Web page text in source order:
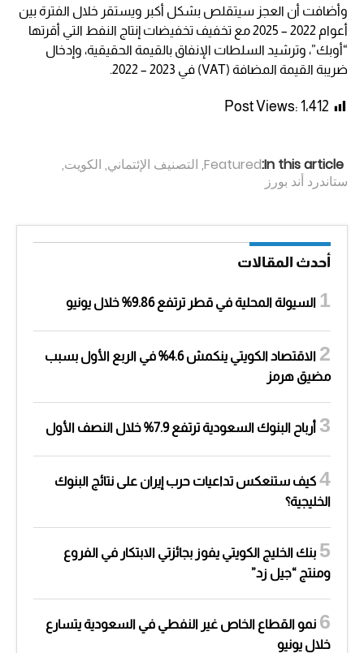
وأضافت أن العجز سيتقلص بشكل أكبر ويستقر خلال الفترة بين
أعوام 2022 – 2025 مع تخفيف تخفيضات إنتاج النفط التي أقرتها
“أوبك”، وترشيد السلطات الإنفاق بالقيمة الحقيقية، وإدخال
ضريبة القيمة المضافة (VAT) في 2023 – 2022.
Post Views: 1٬412
In this article:
Featured
, التصنيف الإئتماني, الكويت,
ستاندرد أند بورز
أحدث المقالات
السيولة المحلية في قطر ترتفع 9.86% خلال يونيو
الاقتصاد الكويتي ينكمش 4.6% في الربع الأول بسبب
مضيق هرمز
أرباح البنوك السعودية ترتفع 7.9% خلال النصف الأول
كيف ستنعكس تداعيات حرب إيران على نتائج البنوك
الخليجية؟
بنك الخليج الكويتي يفوز بجائزتي الابتكار في الفروع
ومنتج “جيل زد”
نمو القطاع الخاص غير النفطي في السعودية يتسارع
خلال يونيو